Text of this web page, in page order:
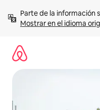
contenidoMostrar en el idioma